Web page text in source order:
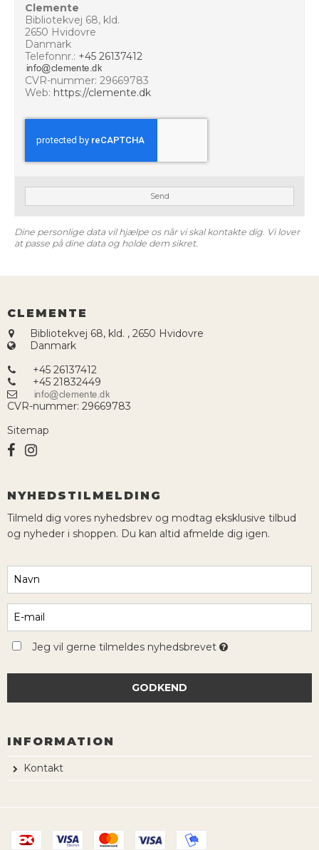
Clemente
Bibliotekvej 68, kld.
2650 Hvidovre
Danmark
Telefonnr.: +45 26137412
CVR-nummer: 29669783
Web: https://clemente.dk
Send
Dine personlige data vil hjælpe os når vi skal kontakte dig. Vi lover
at passe på dine data og holde dem sikret.
CLEMENTE
Bibliotekvej 68, kld. , 2650 Hvidovre
Danmark
+45 26137412
+45 21832449
CVR-nummer: 29669783
Sitemap
NYHEDSTILMELDING
Tilmeld dig vores nyhedsbrev og modtag eksklusive tilbud
og nyheder i shoppen. Du kan altid afmelde dig igen.
Jeg vil gerne tilmeldes nyhedsbrevet
GODKEND
INFORMATION
Kontakt